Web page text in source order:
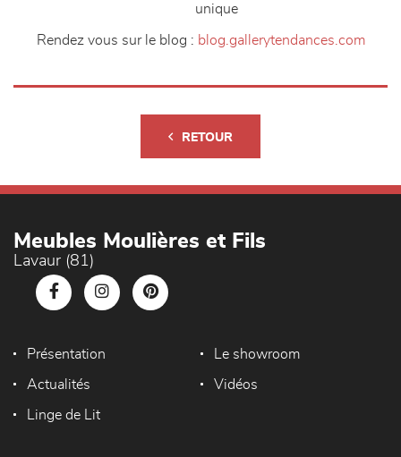
unique
Rendez vous sur le blog : blog.gallerytendances.com
RETOUR
Meubles Moulières et Fils
Lavaur (81)
Présentation Le showroom
Actualités Vidéos
Linge de Lit